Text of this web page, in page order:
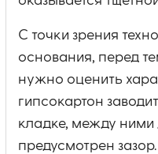
С точки зрения
основания, перед
нужно оценить
гипсокартон
кладке, между
предусмотрен зазор.